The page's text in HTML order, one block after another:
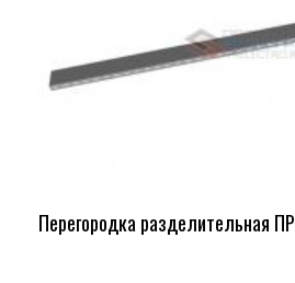
Перегородка разделительная ПР